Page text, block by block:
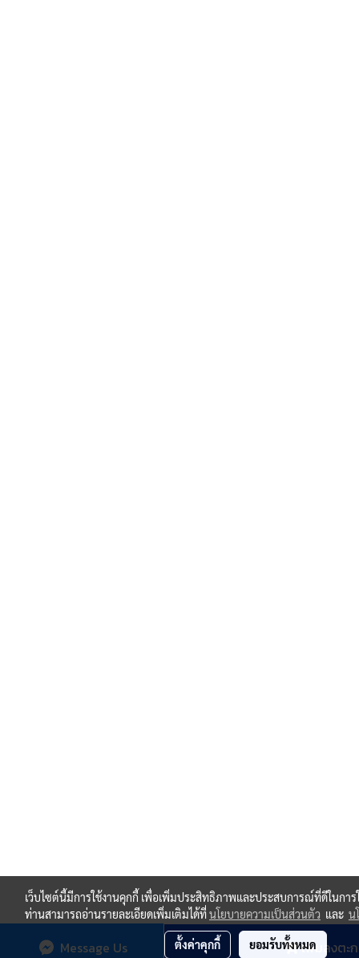
เพิ่มลงตะ
Message Us
เว็บไซต์นี้มีการใช้งานคุกกี้ เพื่อเพิ่มประสิทธิภาพและประสบการณ์ที่ดีในการ
ท่านสามารถอ่านรายละเอียดเพิ่มเติมได้ที่นโยบายความเป็นส่วนตัว และ น
ตั้งค่าคุกกี้ ยอมรับทั้งหมด